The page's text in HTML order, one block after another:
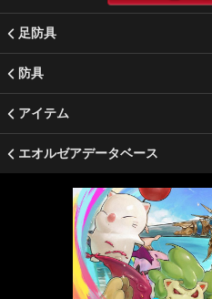
足防具
防具
アイテム
エオルゼアデータベース